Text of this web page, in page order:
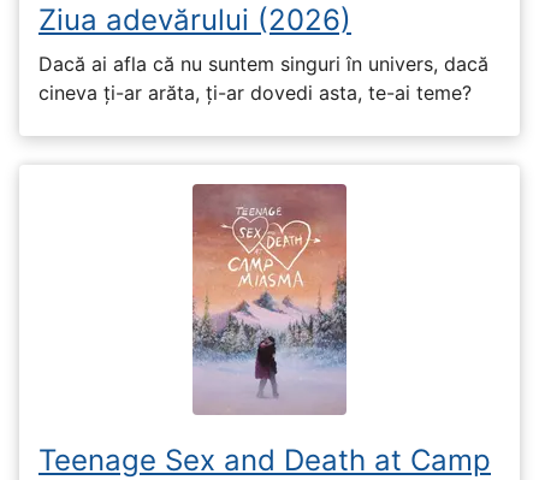
Ziua adevărului (2026)
Dacă ai afla că nu suntem singuri în univers, dacă
cineva ți-ar arăta, ți-ar dovedi asta, te-ai teme?
Teenage Sex and Death at Camp